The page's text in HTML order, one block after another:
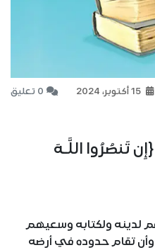
15 أكتوبر، 2024 0 تعليق
تَنصُرُوا اللَّـهَ
لدينه ولكتابه وسعيهم
تقام حدوده في أرضه